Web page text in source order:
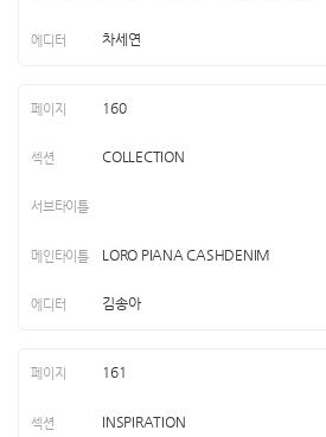
차세연
160
COLLECTION
LORO PIANA CASHDENIM
김송아
161
INSPIRATION